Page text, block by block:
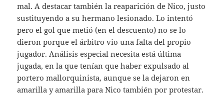
mal. A destacar también la reaparición de Nico, justo
sustituyendo a su hermano lesionado. Lo intentó
pero el gol que metió (en el descuento) no se lo
dieron porque el árbitro vio una falta del propio
jugador. Análisis especial necesita está última
jugada, en la que tenían que haber expulsado al
portero mallorquinista, aunque se la dejaron en
amarilla y amarilla para Nico también por protestar.